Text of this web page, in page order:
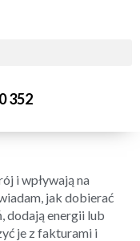
352
i wpływają na
jak dobierać
dodają energii lub
je z fakturami i